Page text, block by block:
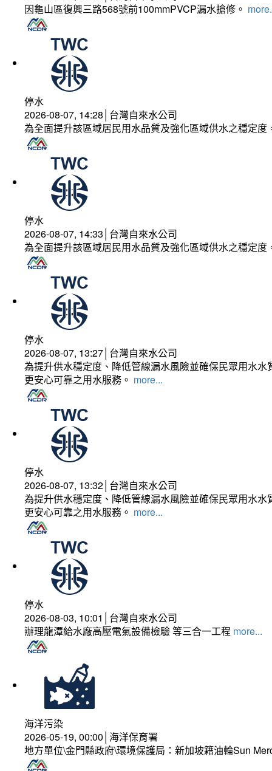
因龜山區復興三路568號前100mmPVCP漏水搶修。
停水
2026-08-07, 14:28│台灣自來水公司
為全面提升該區域居民用水品質及強化區域供水之穩定
停水
2026-08-07, 14:33│台灣自來水公司
為全面提升該區域居民用水品質及強化區域供水之穩定
停水
2026-08-07, 13:27│台灣自來水公司
為提升供水穩定度、降低管線漏水風險並確保民眾用水
更安心可靠之用水服務。 more...
停水
2026-08-07, 13:32│台灣自來水公司
為提升供水穩定度、降低管線漏水風險並確保民眾用水
更安心可靠之用水服務。 more...
停水
2026-08-03, 10:01│台灣自來水公司
辦理龍潭給水廠高壓電氣設備檢驗 等三合一工程 more...
海洋污染
2026-05-19, 00:00│海洋保育署
地方單位\金門縣政府\環境保護局：新加坡籍油輪Sun